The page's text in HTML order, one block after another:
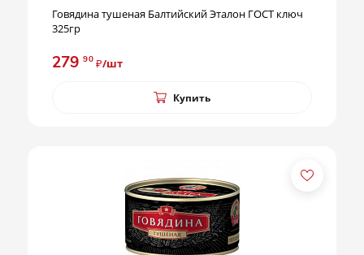
Говядина тушеная Балтийский Эталон ГОСТ ключ
325гр
279 90 ₽/шт
Купить